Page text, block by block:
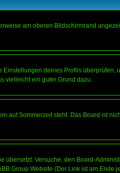
am oberen Bildschirmrand
deines Profils überprüfen,
vielleicht ein guter Grund dazu.
auf Sommerzeit steht. Das Board ist
Versuche, den Board-
Group Website (Der Link ist am Ende